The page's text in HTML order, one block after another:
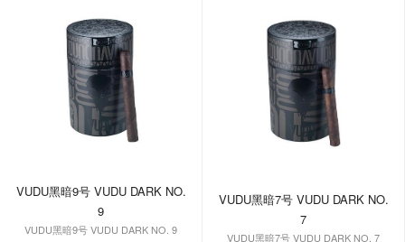
VUDU黑暗9号 VUDU DARK NO.
9
VUDU黑暗9号 VUDU DARK NO. 9
VUDU黑暗7号 VUDU DARK NO.
7
VUDU黑暗7号 VUDU DARK NO. 7